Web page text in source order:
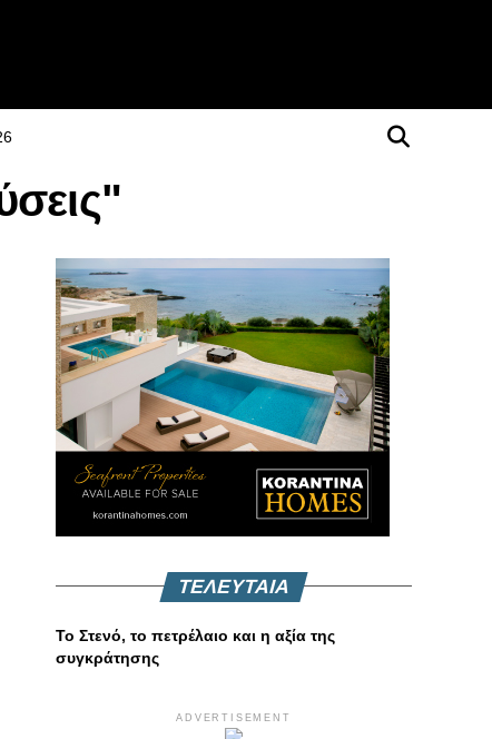
ΤΕΛΕΥΤΑΙΑ
Το Στενό, το πετρέλαιο και η αξία της
συγκράτησης
ADVERTISEMENT